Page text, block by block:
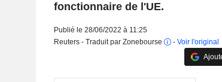
fonctionnaire de l'UE.
Publié le 28/06/2022 à 11:25
Reuters - Traduit par Zonebourse
- Voir l'original